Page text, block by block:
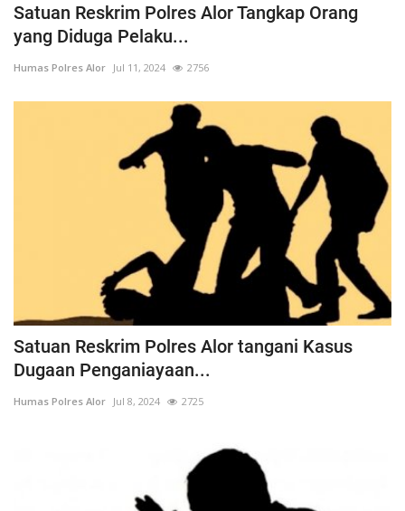
Satuan Reskrim Polres Alor Tangkap Orang
yang Diduga Pelaku...
Humas Polres Alor Jul 11, 2024 2756
Satuan Reskrim Polres Alor tangani Kasus
Dugaan Penganiayaan...
Humas Polres Alor Jul 8, 2024 2725